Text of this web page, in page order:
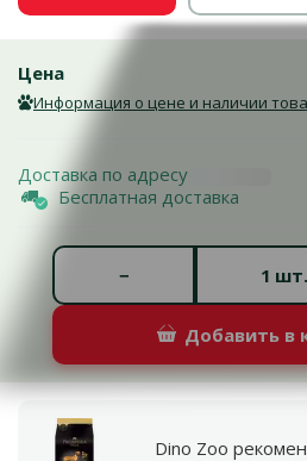
Цена
Информация о цене и наличии
Доставка по адресу
Бесплатная доставка
шт.
−
Добавить в
Dino Zoo